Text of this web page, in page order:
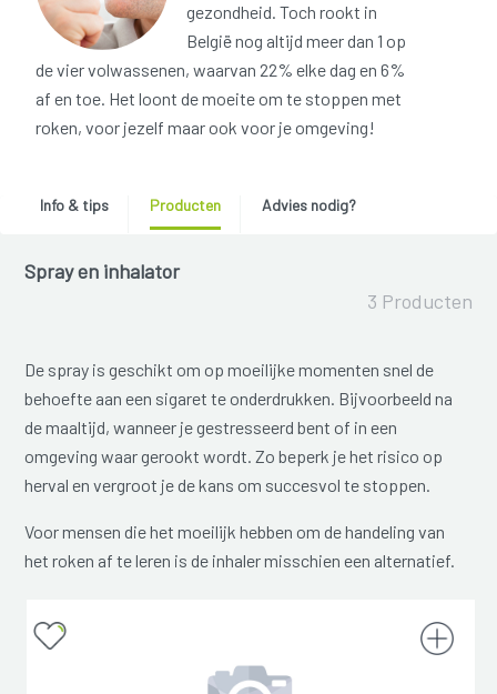
gezondheid. Toch rookt in
België nog altijd meer dan 1 op
de vier volwassenen, waarvan 22% elke dag en 6%
af en toe. Het loont de moeite om te stoppen met
roken, voor jezelf maar ook voor je omgeving!
Info & tips Producten Advies nodig?
Spray en inhalator
3 Producten
De spray is geschikt om op moeilijke momenten snel de
behoefte aan een sigaret te onderdrukken. Bijvoorbeeld na
de maaltijd, wanneer je gestresseerd bent of in een
omgeving waar gerookt wordt. Zo beperk je het risico op
herval en vergroot je de kans om succesvol te stoppen.
Voor mensen die het moeilijk hebben om de handeling van
het roken af te leren is de inhaler misschien een alternatief.